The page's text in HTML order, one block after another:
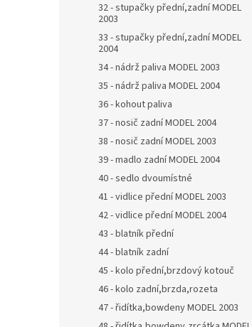
32 - stupačky přední,zadní MODEL
2003
33 - stupačky přední,zadní MODEL
2004
34 - nádrž paliva MODEL 2003
35 - nádrž paliva MODEL 2004
36 - kohout paliva
37 - nosič zadní MODEL 2004
38 - nosič zadní MODEL 2003
39 - madlo zadní MODEL 2004
40 - sedlo dvoumístné
41 - vidlice přední MODEL 2003
42 - vidlice přední MODEL 2004
43 - blatník přední
44 - blatník zadní
45 - kolo přední,brzdový kotouč
46 - kolo zadní,brzda,rozeta
47 - řidítka,bowdeny MODEL 2003